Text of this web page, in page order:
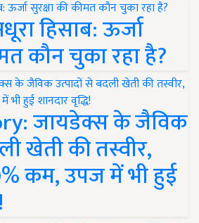
हिसाब: ऊर्जा
कौन चुका रहा है?
जायडेक्स के जैविक
खेती की तस्वीर,
कम, उपज में भी हुई